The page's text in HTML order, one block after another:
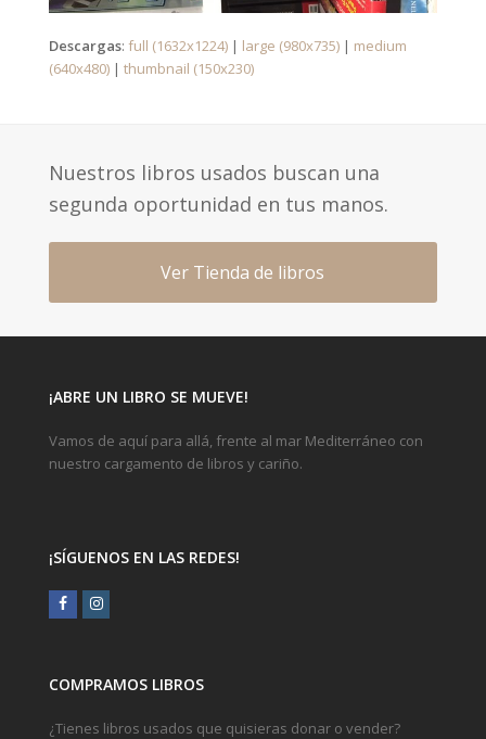
Descargas: full (1632x1224)| large (980x735)| medium
(640x480)| thumbnail (150x230)
Nuestros libros usados buscan una
segunda oportunidad en tus manos.
Ver Tienda de libros
¡ABRE UN LIBRO SE MUEVE!
Vamos de aquí para allá, frente al mar Mediterráneo con
nuestro cargamento de libros y cariño.
¡SÍGUENOS EN LAS REDES!
FacebookInstagram
COMPRAMOS LIBROS
¿Tienes libros usados que quisieras donar o vender?